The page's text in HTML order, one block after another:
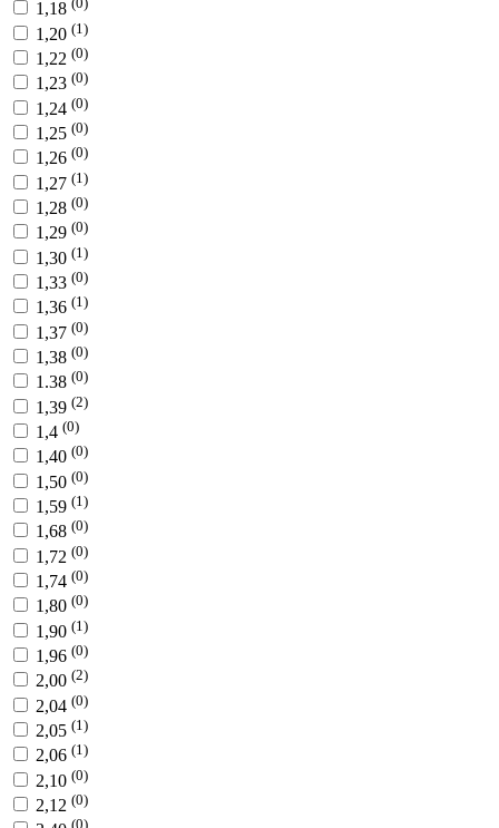
1,18
1,20 (1)
1,22 (0)
1,23 (0)
1,24 (0)
1,25 (0)
1,26 (0)
1,27 (1)
1,28 (0)
1,29 (0)
1,30 (1)
1,33 (0)
1,36 (1)
1,37 (0)
1,38 (0)
1.38 (0)
1,39 (2)
1,4 (0)
1,40 (0)
1,50 (0)
1,59 (1)
1,68 (0)
1,72 (0)
1,74 (0)
1,80 (0)
1,90 (1)
1,96 (0)
2,00 (2)
2,04 (0)
2,05 (1)
2,06 (1)
2,10 (0)
2,12 (0)
(0)